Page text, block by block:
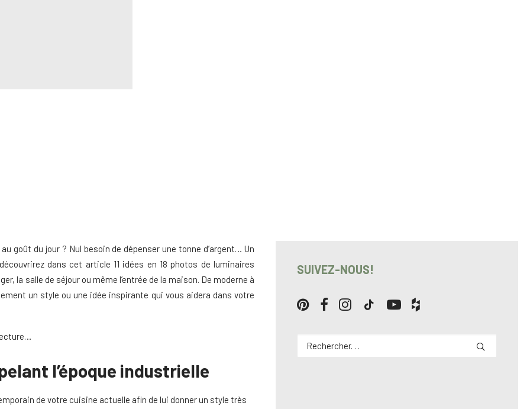
goût du jour ? Nul besoin de dépenser une tonne d’argent… Un
dans cet article 11 idées en 18 photos de luminaires
la salle de séjour ou même l’entrée de la maison. De moderne à
un style ou une idée inspirante qui vous aidera dans votre
l’époque industrielle
de votre cuisine actuelle afin de lui donner un style très
SUIVEZ-NOUS!